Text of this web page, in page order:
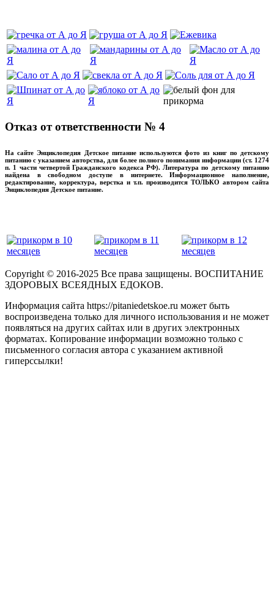
Отказ от ответственности № 4
На сайте Энциклопедия Детское питание используются фото из книг по детскому
питанию с указанием авторства, для более полного понимания информации (ст. 1274
п. 1 части четвертой Гражданского кодекса РФ). Литература по детскому питанию
найдена в свободном доступе в интернете. Информационное наполнение,
редактирование, корректура, верстка и т.п. производится ТОЛЬКО автором сайта
Энциклопедия Детское питание.
Copyright © 2016-2025 Все права защищены. ВОСПИТАНИЕ
ЗДОРОВЫХ ВСЕЯДНЫХ ЕДОКОВ.
Информация сайта https://pitaniedetskoe.ru может быть
воспроизведена только для личного использования и не может
появляться на других сайтах или в других электронных
форматах. Копирование информации возможно только с
письменного согласия автора с указанием активной
гиперссылки!